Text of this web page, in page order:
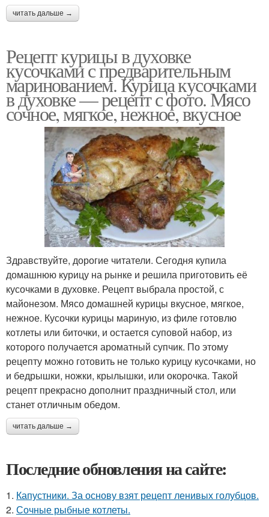
читать дальше →
Рецепт курицы в духовке
кусочками с предварительным
маринованием. Курица кусочками
в духовке — рецепт с фото. Мясо
сочное, мягкое, нежное, вкусное
Здравствуйте, дорогие читатели. Сегодня купила
домашнюю курицу на рынке и решила приготовить её
кусочками в духовке. Рецепт выбрала простой, с
майонезом. Мясо домашней курицы вкусное, мягкое,
нежное. Кусочки курицы мариную, из филе готовлю
котлеты или биточки, и остается суповой набор, из
которого получается ароматный супчик. По этому
рецепту можно готовить не только курицу кусочками, но
и бедрышки, ножки, крылышки, или окорочка. Такой
рецепт прекрасно дополнит праздничный стол, или
станет отличным обедом.
читать дальше →
Последние обновления на сайте:
1. Капустники. За основу взят рецепт ленивых голубцов.
2. Сочные рыбные котлеты.